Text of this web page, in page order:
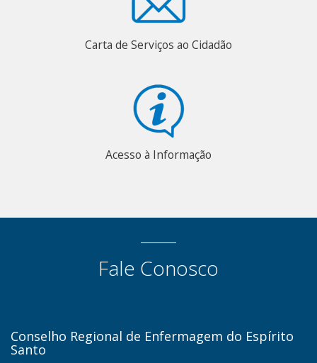
Carta de Serviços ao Cidadão
Acesso à Informação
Fale Conosco
Conselho Regional de Enfermagem do Espírito
Santo